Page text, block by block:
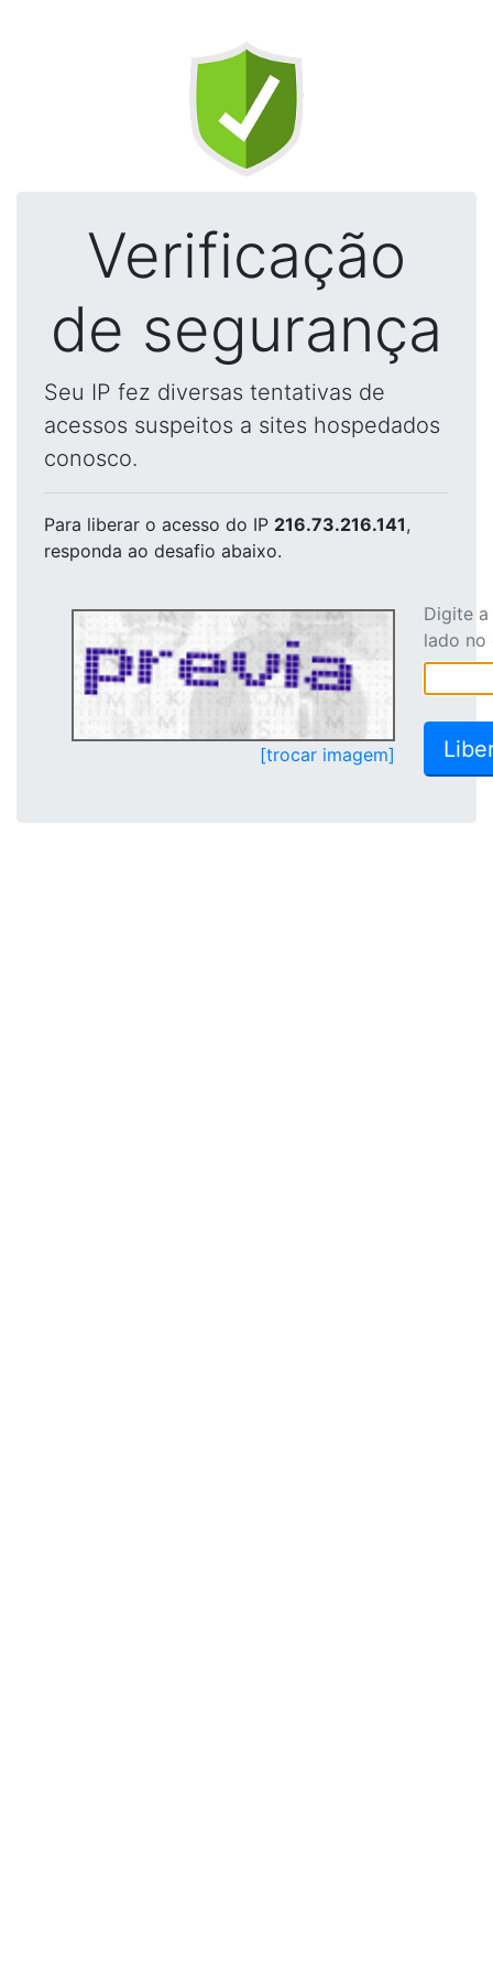
Verificação
de segurança
Seu IP fez diversas tentativas de
acessos suspeitos a sites hospedados
conosco.
Para liberar o acesso do IP 216.73.216.141,
responda ao desafio abaixo.
[trocar imagem]
Digite
lado no